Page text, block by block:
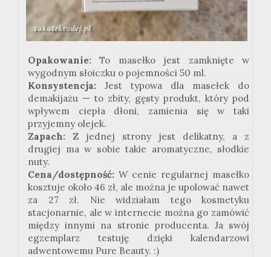
Opakowanie:To masełko jest zamknięte w
wygodnym słoiczku o pojemności 50 ml.
Konsystencja: Jest typowa dla masełek do
demakijażu — to zbity, gęsty produkt, który pod
wpływem ciepła dłoni, zamienia się w taki
przyjemny olejek.
Zapach: Z jednej strony jest delikatny, a z
drugiej ma w sobie takie aromatyczne, słodkie
nuty.
Cena/dostępność: W cenie regularnej masełko
kosztuje około 46 zł, ale można je upolować nawet
za 27 zł. Nie widziałam tego kosmetyku
stacjonarnie, ale w internecie można go zamówić
między innymi na stronie producenta. Ja swój
egzemplarz testuję dzięki kalendarzowi
adwentowemu Pure Beauty. :)